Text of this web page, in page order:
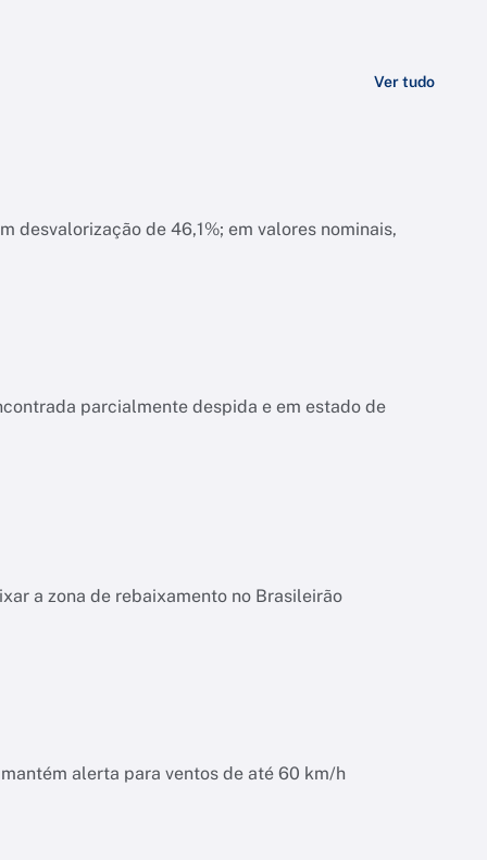
Ver tudo
desvalorização de 46,1%; em valores nominais,
parcialmente despida e em estado de
a zona de rebaixamento no Brasileirão
alerta para ventos de até 60 km/h